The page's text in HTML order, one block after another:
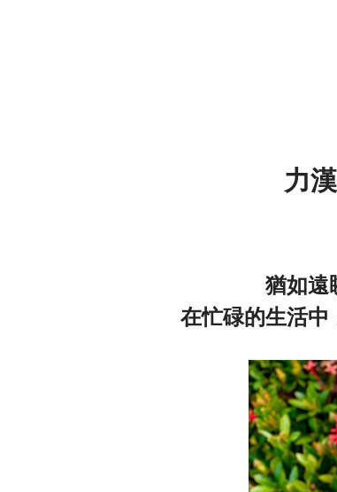
力
猶如遠
在忙碌的生活中